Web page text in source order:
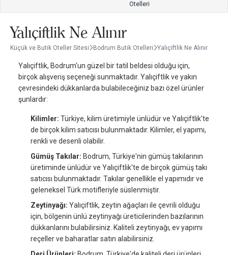
Otelleri
Yalıçiftlik Ne Alınır
Küçük ve Butik Oteller Sitesi Bodrum Butik Otelleri Yalıçiftlik Ne Alınır
Yalıçiftlik, Bodrum'un güzel bir tatil beldesi olduğu için,
birçok alışveriş seçeneği sunmaktadır. Yalıçiftlik ve yakın
çevresindeki dükkanlarda bulabileceğiniz bazı özel ürünler
şunlardır:
Kilimler: Türkiye, kilim üretimiyle ünlüdür ve Yalıçiftlik'te
de birçok kilim satıcısı bulunmaktadır. Kilimler, el yapımı,
renkli ve desenli olabilir.
Gümüş Takılar: Bodrum, Türkiye'nin gümüş takılarının
üretiminde ünlüdür ve Yalıçiftlik'te de birçok gümüş takı
satıcısı bulunmaktadır. Takılar genellikle el yapımıdır ve
geleneksel Türk motifleriyle süslenmiştir.
Zeytinyağı: Yalıçiftlik, zeytin ağaçları ile çevrili olduğu
için, bölgenin ünlü zeytinyağı üreticilerinden bazılarının
dükkanlarını bulabilirsiniz. Kaliteli zeytinyağı, ev yapımı
reçeller ve baharatlar satın alabilirsiniz.